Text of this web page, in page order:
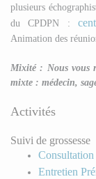
plusieurs
du CPDPN :
Animation des
Mixité : Nous vous
mixte : médecin,
Activités
Suivi de grossesse
Consultation
Entretien